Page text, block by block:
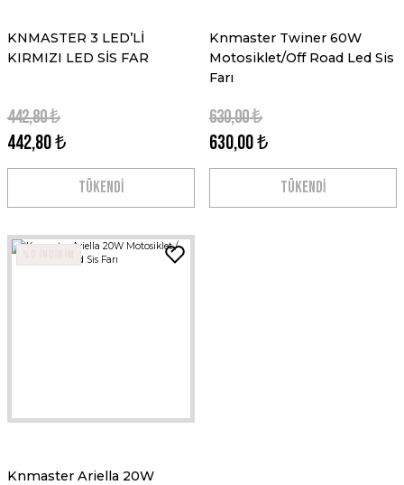
KNMASTER 3 LED’Lİ
KIRMIZI LED SİS FAR
442,80 ₺
442,80 ₺
TÜKENDİ
Knmaster Twiner 60W
Motosiklet/Off Road Led Sis
Farı
630,00 ₺
630,00 ₺
TÜKENDİ
Knmaster Ariella 20W